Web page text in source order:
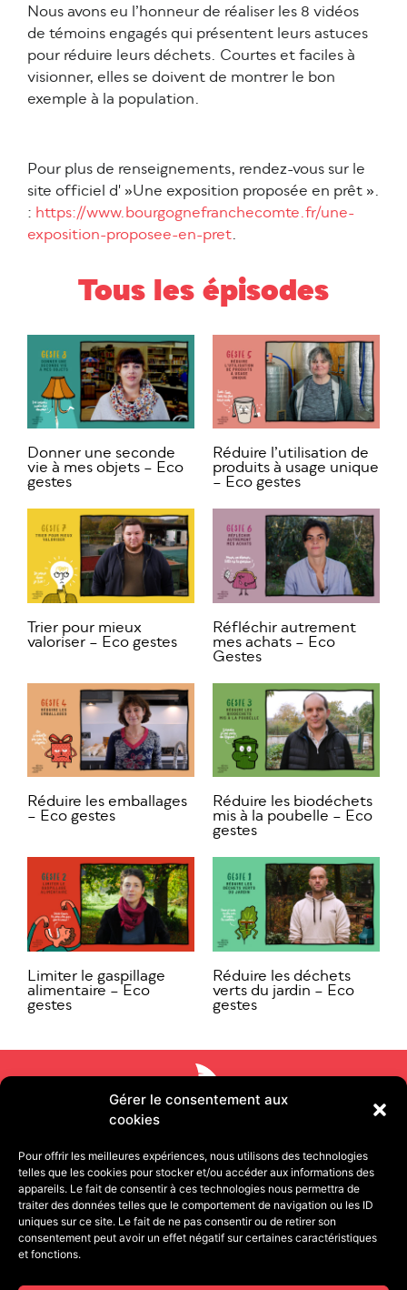
Gérer le consentement aux
cookies
Pour offrir les meilleures expériences, nous utilisons des technologies
telles que les cookies pour stocker et/ou accéder aux informations des
appareils. Le fait de consentir à ces technologies nous permettra de
traiter des données telles que le comportement de navigation ou les ID
uniques sur ce site. Le fait de ne pas consentir ou de retirer son
consentement peut avoir un effet négatif sur certaines caractéristiques
et fonctions.
Nous avons eu l’honneur de réaliser les 8 vidéos
de témoins engagés qui présentent leurs astuces
pour réduire leurs déchets. Courtes et faciles à
visionner, elles se doivent de montrer le bon
exemple à la population.
Pour plus de renseignements, rendez-vous sur le
site officiel d' »Une exposition proposée en prêt ».
: https://www.bourgognefranchecomte.fr/une-
exposition-proposee-en-pret.
Tous les épisodes
Donner une seconde
vie à mes objets – Eco
gestes
Réduire l’utilisation de
produits à usage unique
– Eco gestes
Trier pour mieux
valoriser – Eco gestes
Réfléchir autrement
mes achats – Eco
Gestes
Réduire les emballages
– Eco gestes
Réduire les biodéchets
mis à la poubelle – Eco
gestes
Limiter le gaspillage
alimentaire – Eco
gestes
Réduire les déchets
verts du jardin – Eco
gestes
11 rue Pétion 75011 PARIS | 13 quai de Strasbourg